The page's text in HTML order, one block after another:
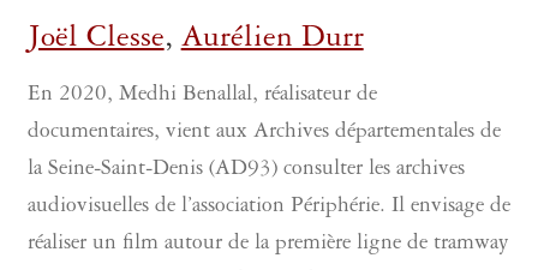
Joël Clesse,Aurélien Durr
En 2020, Medhi Benallal, réalisateur de
documentaires, vient aux Archives départementales de
la Seine-Saint-Denis (AD93) consulter les archives
audiovisuelles de l’association Périphérie. Il envisage de
réaliser un film autour de la première ligne de tramway